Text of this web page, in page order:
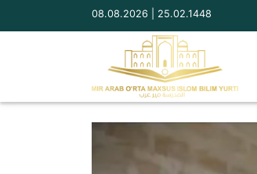
08.08.2026 | 25.02.1448